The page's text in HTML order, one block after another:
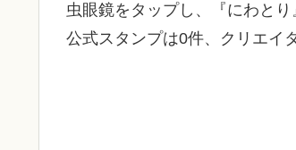
虫眼鏡をタップし、『にわとり
公式スタンプは0件、クリエイ